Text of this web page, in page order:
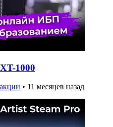
1000
• 11 месяцев назад